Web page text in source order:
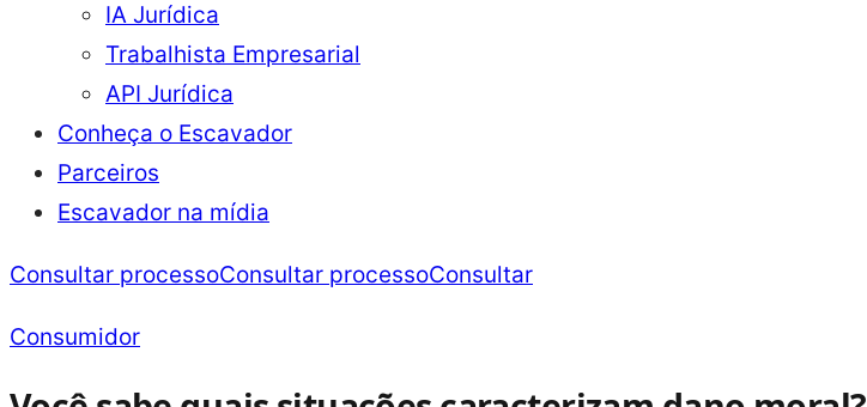
IA Jurídica
Trabalhista Empresarial
API Jurídica
Conheça o Escavador
Parceiros
Escavador na mídia
Consultar processoConsultar processoConsultar
Consumidor